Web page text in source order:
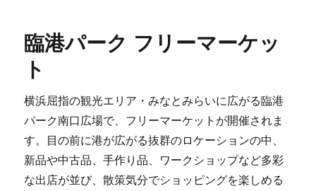
臨港パーク フリーマーケッ
ト
横浜屈指の観光エリア・みなとみらいに広がる臨港
パーク南口広場で、フリーマーケットが開催されま
す。目の前に港が広がる抜群のロケーションの中、
新品や中古品、手作り品、ワークショップなど多彩
な出店が並び、散策気分でショッピングを楽しめる